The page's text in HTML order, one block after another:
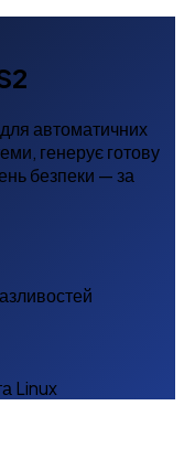
автоматичних
генерує готову
безпеки — за
Linux